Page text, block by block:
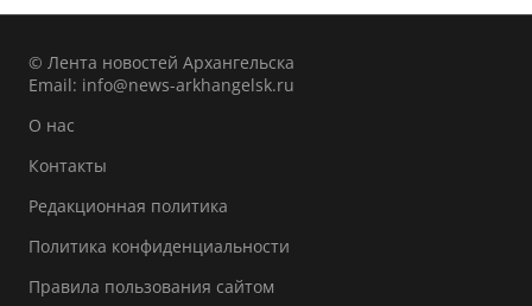
© Лента новостей Архангельска
Email: info@news-arkhangelsk.ru
О нас
Контакты
Редакционная политика
Политика конфиденциальности
Правила пользования сайтом